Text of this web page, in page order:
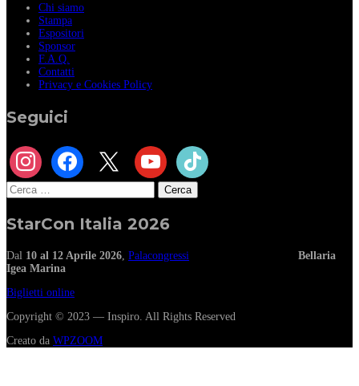
Chi siamo
Stampa
Espositori
Sponsor
F.A.Q.
Contatti
Privacy e Cookies Policy
Seguici
instagram facebook youtube tiktok
Ricerca
per:
StarCon Italia 2026
Dal 10 al 12 Aprile 2026 Palacongressi
Bellaria
Igea Marina
Biglietti online
Copyright © 2023 — Inspiro. All Rights Reserved
Creato da WPZOOM